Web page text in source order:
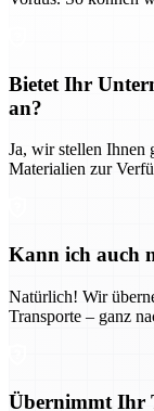
Bietet Ihr
an?
Ja, wir stellen Ihnen
Materialien zur
Kann ich auch
Natürlich! Wir
Transporte – ganz
Übernimmt Ihr